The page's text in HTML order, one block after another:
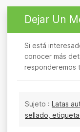
Dejar Un
Si está
conocer más
responderemos
Sujeto : Latas
sellado,